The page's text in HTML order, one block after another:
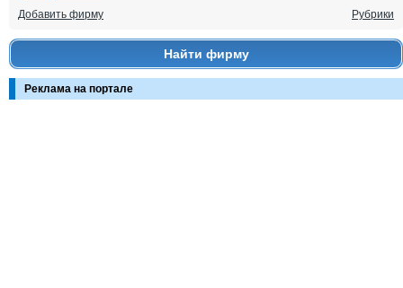
Добавить фирму Рубрики
Найти фирму
Реклама на портале